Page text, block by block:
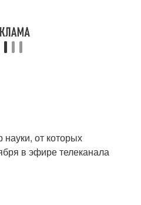
от которых
в эфире телеканала